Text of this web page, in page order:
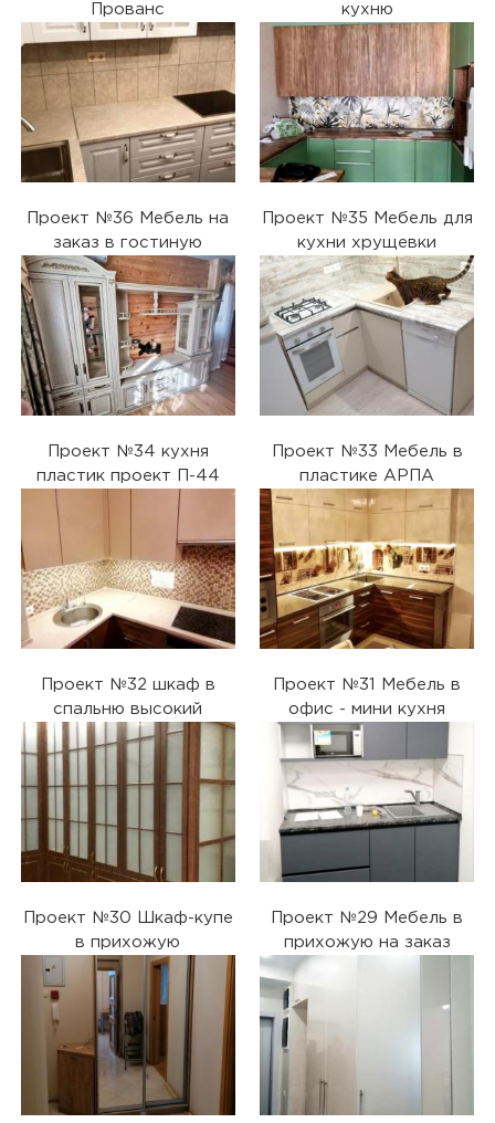
Прованс
кухню
Проект №36 Мебель на
заказ в гостиную
Проект №35 Мебель для
кухни хрущевки
Проект №34 кухня
пластик проект П-44
Проект №33 Мебель в
пластике АРПА
Проект №32 шкаф в
спальню высокий
Проект №31 Мебель в
офис - мини кухня
Проект №30 Шкаф-купе
в прихожую
Проект №29 Мебель в
прихожую на заказ